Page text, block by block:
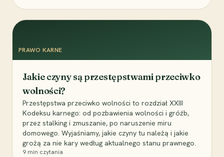
PRAWO KARNE
Jakie czyny są przestępstwami przeciwko
wolności?
Przestępstwa przeciwko wolności to rozdział XXIII
Kodeksu karnego: od pozbawienia wolności i gróźb,
przez stalking i zmuszanie, po naruszenie miru
domowego. Wyjaśniamy, jakie czyny tu należą i jakie
grożą za nie kary według aktualnego stanu prawnego.
9 min czytania